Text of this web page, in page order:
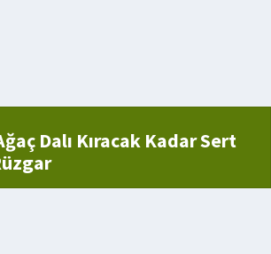
Dalı Kıracak Kadar Sert